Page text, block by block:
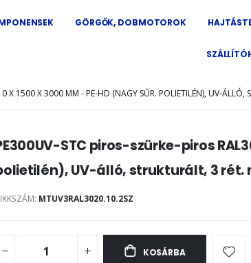
GÖRGŐK, DOBMOTOROK
X 1500 X 3000 MM - PE-HD (NAGY SŰR. POLIETILÉN), UV-ÁLLÓ,
STC piros-szürke-piros
UV-álló, strukturált, 3
MTUV3RAL3020.10.2SZ
KOSÁRBA